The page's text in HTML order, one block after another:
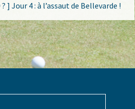
? ] Jour 4 : à l’assaut de Bellevarde !